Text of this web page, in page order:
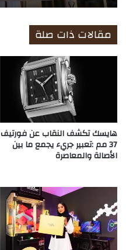
مقالات ذات صلة
هايسك تكشف النقاب عن فورتيف
37 مم :تعبير جريء يجمع ما بين
الأصالة والمعاصرة